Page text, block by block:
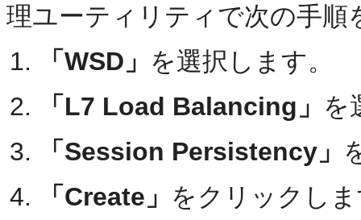
理ユーティリティで次の手順
「WSD」 を選択します。
「L7 Load Balancing」 を
「Session Persistency」
「Create」 をクリックし